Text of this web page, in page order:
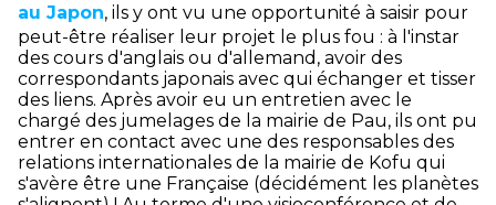
au Japon, ils y ont vu une opportunité à saisir pour
peut-être réaliser leur projet le plus fou : à l'instar
des cours d'anglais ou d'allemand, avoir des
correspondants japonais avec qui échanger et tisser
des liens. Après avoir eu un entretien avec le
chargé des jumelages de la mairie de Pau, ils ont pu
entrer en contact avec une des responsables des
relations internationales de la mairie de Kofu qui
s'avère être une Française (décidément les planètes